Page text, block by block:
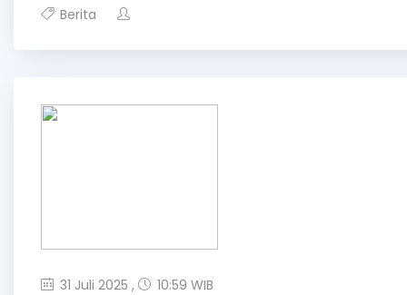
Berita
31 Juli 2025 , 10:59 WIB